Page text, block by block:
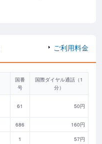
ご利用料金
国番
号
国際ダイヤル通話（1
分）
61 50円
686 160円
1 57円